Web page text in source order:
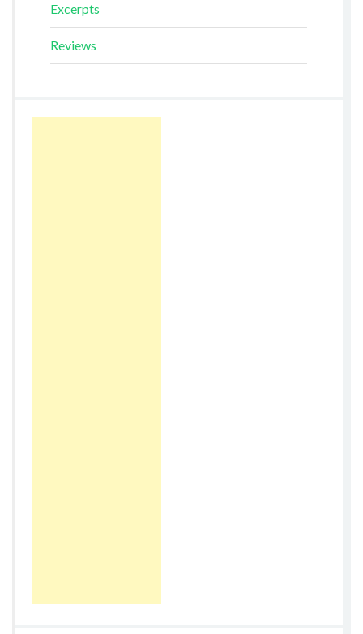
Excerpts
Reviews